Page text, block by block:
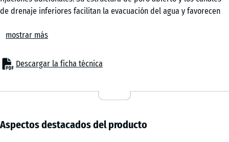
de drenaje inferiores facilitan la evacuación del agua y favorecen
Unión segura entre las losetas
reduce el riesgo de desplazamiento por el movimiento de los
perros. No hace falta pegarlas ni atornillarlas al soporte. Tampoco
losetas forman una superficie continua apta para el uso diario en la
Colocación sencilla sobre distintos soportes
Este revestimiento de perrera puede instalarse sobre bases
mostrar más
Descargar la ficha técnica
50
x
x 3
|
m²
Aspectos destacados del producto